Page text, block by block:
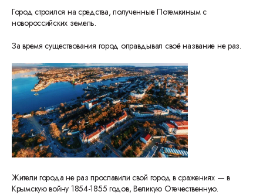
Город строился на средства, полученные Потемкиным с
новороссийских земель.
За время существования город оправдывал своё название не раз.
Жители города не раз прославили свой город в сражениях — в
Крымскую войну 1854-1855 годов, Великую Отечественную.